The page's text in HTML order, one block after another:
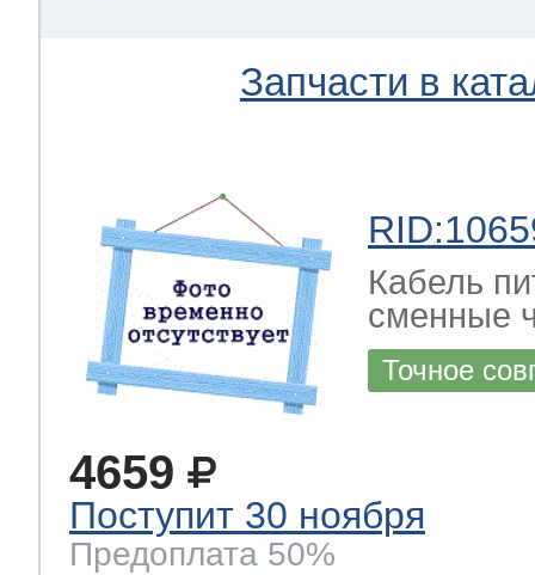
Запчасти в
Кабель
сменные
Точное
4659
Поступит 30 ноября
Предоплата 50%